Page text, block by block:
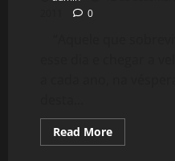
0
Read MoreRead
more